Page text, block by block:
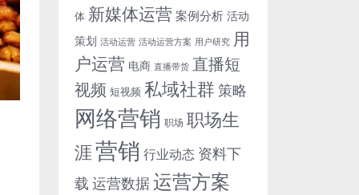
体 新媒体运营 案例分析 活动
策划 活动运营 活动运营方案 用户研究 用
户运营 电商 直播带货 直播短
视频 短视频 私域社群 策略
网络营销 职场 职场生
涯营销 行业动态 资料下
载 运营数据运营方案